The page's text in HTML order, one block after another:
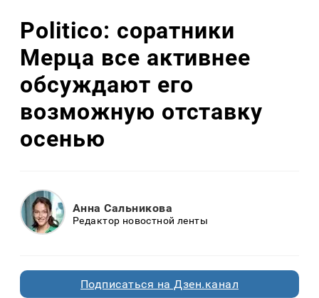
Politico: соратники
Мерца все активнее
обсуждают его
возможную отставку
осенью
Анна Сальникова
Редактор новостной ленты
Подписаться на Дзен.канал